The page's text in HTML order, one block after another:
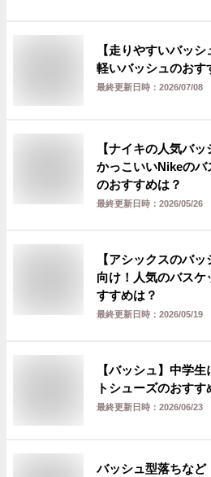
【走りやすいバッ
軽いバッシュのおす
最終更新日時： 2026/07/08
【ナイキの人気バ
かっこいいNikeのバ
のおすすめは？
最終更新日時： 2026/05/26
【アシックスのバ
向け！人気のバスケ
すすめは？
最終更新日時： 2026/05/19
【バッシュ】中学
トシューズのおすす
最終更新日時： 2026/06/23
バッシュ型落ちなど